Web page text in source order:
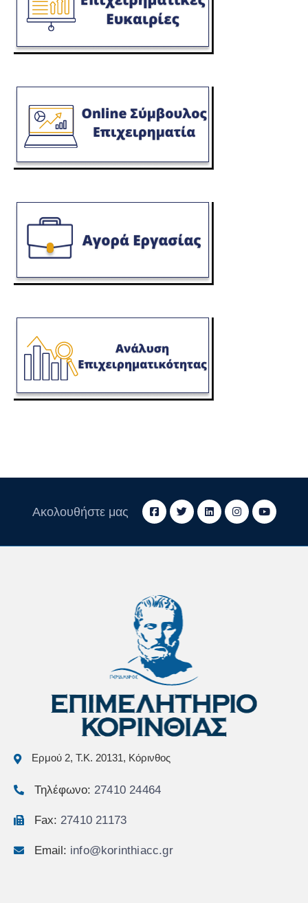
Ακολουθήστε μας
Ερμού 2, Τ.Κ. 20131, Κόρινθος
Τηλέφωνο: 27410 24464
Fax: 27410 21173
Email: info@korinthiacc.gr